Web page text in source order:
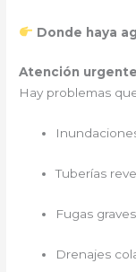
Donde haya
Atención
Hay problemas
Tuberías
Fugas graves
Drenajes